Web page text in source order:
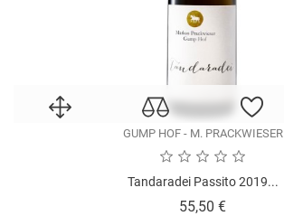
GUMP HOF - M. PRACKWIESER
Tandaradei Passito 2019...
55,50 €Prezzo